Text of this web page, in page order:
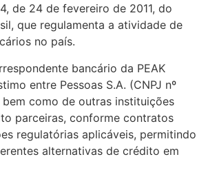
de 24 de fevereiro de 2011, do
que regulamenta a atividade de
no país.
bancário da PEAK
entre Pessoas S.A. (CNPJ nº
bem como de outras instituições
parceiras, conforme contratos
regulatórias aplicáveis, permitindo
alternativas de crédito em